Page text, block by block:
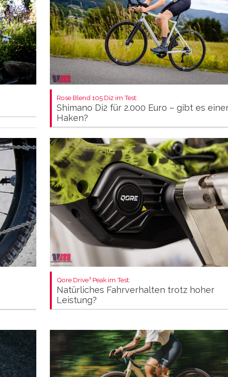
Rose Blend 105 Di2 im Test:
Shimano Di2 für 2.000 Euro – gibt es
Haken?
Qore Drive³ Peak im Test:
Natürliches Fahrverhalten trotz hoher
Leistung?